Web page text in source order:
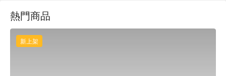
【更多推薦】來沖繩美國村，享受美景燒肉的極致體驗！
地點超便利：位於人氣觀光勝地美國村，鄰近海景與繽紛建
築，隨手拍都是絕美打卡照！
氛圍感滿分：戶外露台座位，白天吹海風、晚上賞星空，燒肉
熱門商品
新上架